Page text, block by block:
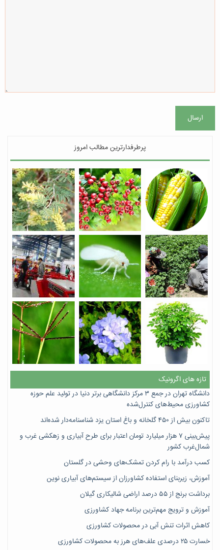
ارسال
پرطرفدارترین مطالب امروز
تازه های اگرونیک
دانشگاه تهران در جمع ۳ مرکز دانشگاهی برتر دنیا در تولید علم حوزه
کشاورزی محیط‌های کنترل‌شده
تاکنون بیش از ۴۵۰ گلخانه و باغ استان یزد شناسنامه‌دار شده‌اند
پیش‌بینی ۷‌ هزار میلیارد تومان اعتبار برای طرح آبیاری و زهکشی غرب و
شمال‌غرب کشور
کسب درآمد با رام کردن تمشک‌های وحشی در گلستان
آموزش، زیربنای استفاده کشاورزان از سیستم‌های آبیاری نوین
برداشت برنج از ۵۵ درصد اراضی شالیکاری گیلان
آموزش و ترویج مهم‌ترین برنامه جهاد کشاورزی
کاهش اثرات تنش آبی در محصولات کشاورزی
خسارت ۲۵ درصدی علف‌های هرز به محصولات کشاورزی